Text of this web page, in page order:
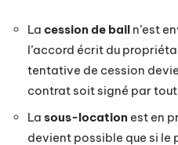
La cession de bail n’est
l’accord écrit du
tentative de cession
contrat soit signé par
La sous-location est en
devient possible que si le